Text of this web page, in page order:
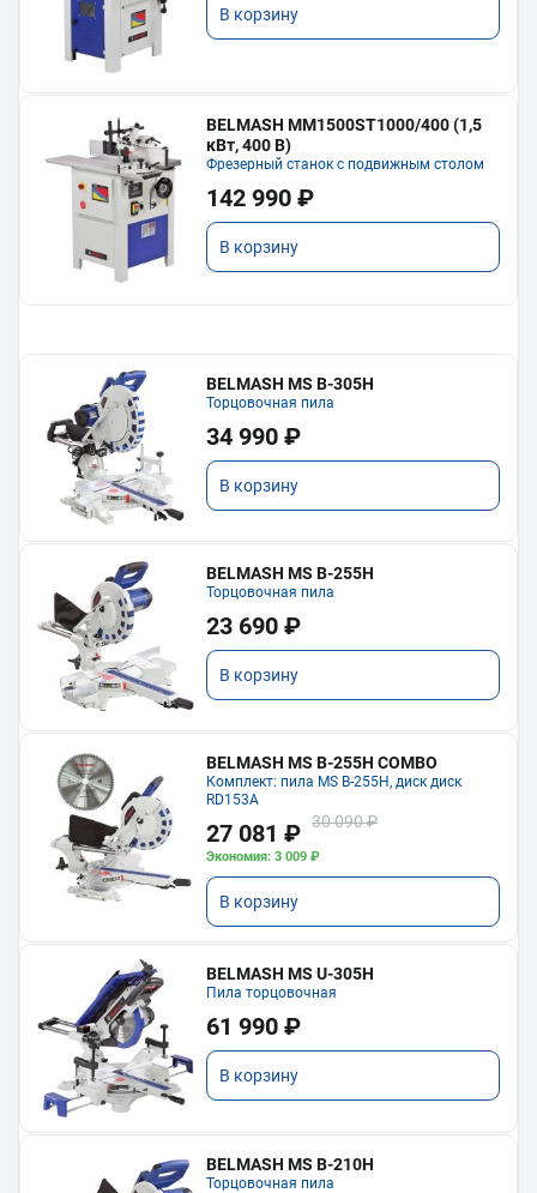
В корзину
BELMASH MM1500ST1000/400 (1,5
кВт, 400 В)
Фрезерный станок с подвижным столом
142 990 ₽
В корзину
BELMASH MS B-305H
Торцовочная пила
34 990 ₽
В корзину
BELMASH MS B-255H
Торцовочная пила
23 690 ₽
В корзину
BELMASH MS B-255H COMBO
Комплект: пила MS B-255H, диск диск
RD153A
27 081 ₽ 30 090 ₽
Экономия: 3 009 ₽
В корзину
BELMASH MS U-305H
Пила торцовочная
61 990 ₽
В корзину
BELMASH MS B-210H
Торцовочная пила